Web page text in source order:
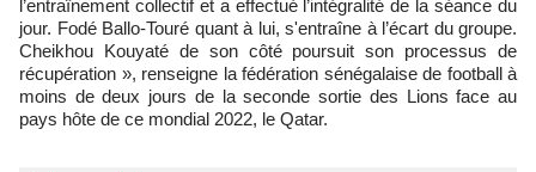
l’entraînement collectif et a effectué l’intégralité de la séance du
jour. Fodé Ballo-Touré quant à lui, s'entraîne à l’écart du groupe.
Cheikhou Kouyaté de son côté poursuit son processus de
récupération », renseigne la fédération sénégalaise de football à
moins de deux jours de la seconde sortie des Lions face au
pays hôte de ce mondial 2022, le Qatar.